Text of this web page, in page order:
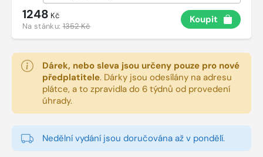
1248 Kč
Na stánku:1352 Kč
Koupit
Dárek, nebo sleva jsou určeny pouze pro nové
předplatitele. Dárky jsou odesílány na adresu
plátce, a to zpravidla do 6 týdnů od provedení
úhrady.
Nedělní vydání jsou doručována až v pondělí.